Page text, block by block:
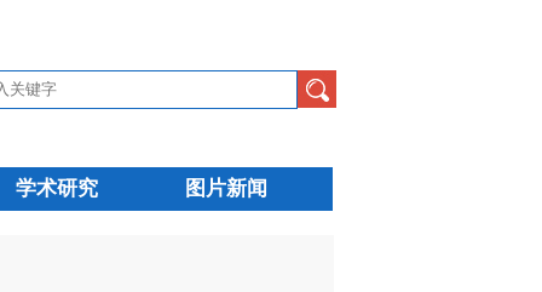
学术研究 图片新闻